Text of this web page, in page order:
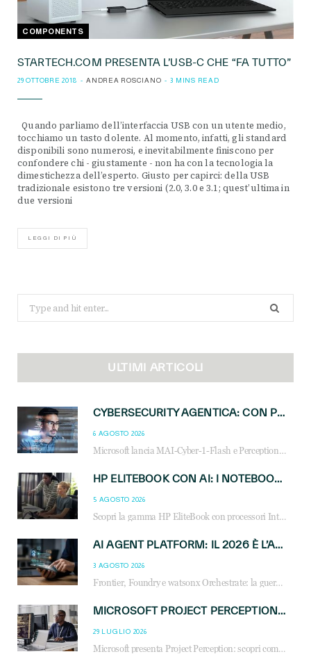
COMPONENTS
STARTECH.COM PRESENTA L’USB-C CHE “FA TUTTO”
29 OTTOBRE 2018 ANDREA ROSCIANO 3 MINS READ
Quando parliamo dell’interfaccia USB con un utente medio,
tocchiamo un tasto dolente. Al momento, infatti, gli standard
disponibili sono numerosi, e inevitabilmente finiscono per
confondere chi - giustamente - non ha con la tecnologia la
dimestichezza dell’esperto. Giusto per capirci: della USB
tradizionale esistono tre versioni (2.0, 3.0 e 3.1; quest’ultima in
due versioni
LEGGI DI PIÙ
for:
ULTIMI ARTICOLI
CYBERSECURITY AGENTICA: CON PERCEPTION E MAI-CYBER-1-FLASH MICROSOFT APRE NUOVI SERVIZI PER IL CANALE
6 AGOSTO 2026
Microsoft lancia MAI-Cyber-1-Flash e Perception: cybersecurity agentica in preview dal 3 novembre. Cosa cambia per MSP, system integrator e reseller.
HP ELITEBOOK CON AI: I NOTEBOOK BUSINESS INTELLIGENTI CHE TRASFORMANO PRODUTTIVITÀ, SICUREZZA E LAVORO IBRIDO
5 AGOSTO 2026
Scopri la gamma HP EliteBook con processori Intel® Core™ Ultra e AMD Ryzen™ AI. Notebook business progettati per aumentare la produttività, migliorare la collaborazione e garantire sicurezza avanzata in ufficio e in mobilità.
AI AGENT PLATFORM: IL 2026 È L’ANNO DEL «SISTEMA OPERATIVO» PER GLI AGENTI AZIENDALI
3 AGOSTO 2026
Frontier, Foundry e watsonx Orchestrate: la guerra delle piattaforme AI agent ridisegna il mercato IT. Cosa cambia per reseller, MSP e system integrator.
MICROSOFT PROJECT PERCEPTION: COME GLI AGENTI AI CAMBIERANNO SOC, CYBERSECURITY E SERVIZI MSP
29 LUGLIO 2026
Microsoft presenta Project Perception: scopri come gli agenti AI possono trasformare cybersecurity, SOC e servizi gestiti degli MSP.